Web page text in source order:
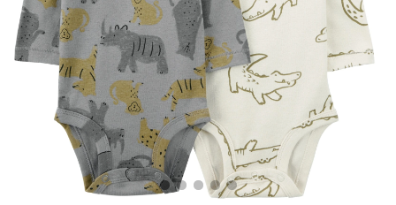
Skip-
hop